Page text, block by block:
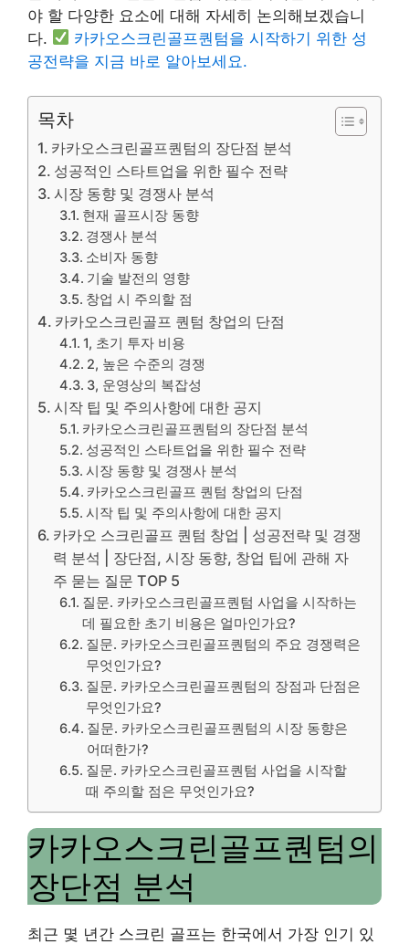
야 할 다양한 요소에 대해 자세히 논의해보겠습니
다.
카카오스크린골프퀀텀을 시작하기 위한 성
공전략을 지금 바로 알아보세요.
목차
카카오스크린골프퀀텀의 장단점 분석
성공적인 스타트업을 위한 필수 전략
시장 동향 및 경쟁사 분석
현재 골프시장 동향
경쟁사 분석
소비자 동향
기술 발전의 영향
창업 시 주의할 점
카카오스크린골프 퀀텀 창업의 단점
1, 초기 투자 비용
2, 높은 수준의 경쟁
3, 운영상의 복잡성
시작 팁 및 주의사항에 대한 공지
카카오스크린골프퀀텀의 장단점 분석
성공적인 스타트업을 위한 필수 전략
시장 동향 및 경쟁사 분석
카카오스크린골프 퀀텀 창업의 단점
시작 팁 및 주의사항에 대한 공지
카카오 스크린골프 퀀텀 창업 | 성공전략 및 경쟁
력 분석 | 장단점, 시장 동향, 창업 팁에 관해 자
주 묻는 질문 TOP 5
질문. 카카오스크린골프퀀텀 사업을 시작하는
데 필요한 초기 비용은 얼마인가요?
질문. 카카오스크린골프퀀텀의 주요 경쟁력은
무엇인가요?
질문. 카카오스크린골프퀀텀의 장점과 단점은
무엇인가요?
질문. 카카오스크린골프퀀텀의 시장 동향은
어떠한가?
질문. 카카오스크린골프퀀텀 사업을 시작할
때 주의할 점은 무엇인가요?
카카오스크린골프퀀텀의
장단점 분석
최근 몇 년간 스크린 골프는 한국에서 가장 인기 있